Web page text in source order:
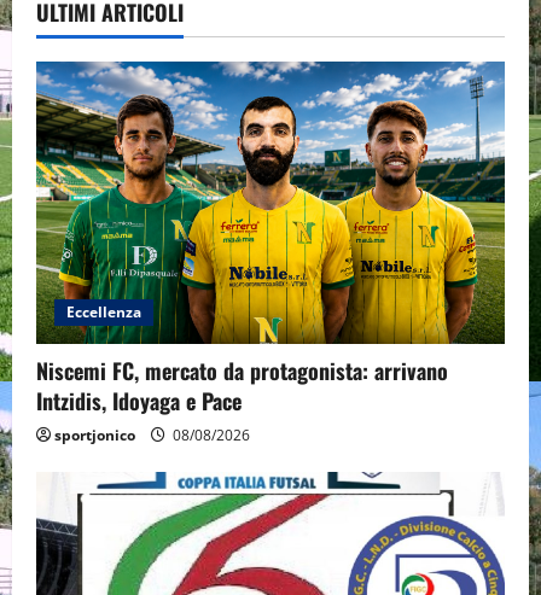
ULTIMI ARTICOLI
Eccellenza
Niscemi FC, mercato da protagonista: arrivano
Intzidis, Idoyaga e Pace
sportjonico 08/08/2026